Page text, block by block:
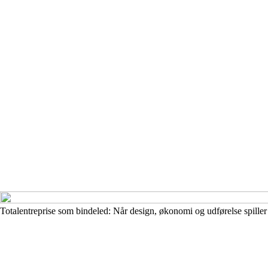
Totalentreprise som bindeled: Når design, økonomi og udførelse spiller